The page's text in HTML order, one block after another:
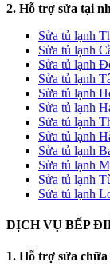
2. Hỗ trợ sửa tại
Sửa tủ lạnh
Sửa tủ lạnh
Sửa tủ lạnh
Sửa tủ lạnh
Sửa tủ lạnh
Sửa tủ lạnh
Sửa tủ lạnh
Sửa tủ lạnh
Sửa tủ lạnh
Sửa tủ lạnh
Sửa tủ lạnh
Sửa tủ lạnh
DỊCH VỤ BẾP
1. Hỗ trợ sửa